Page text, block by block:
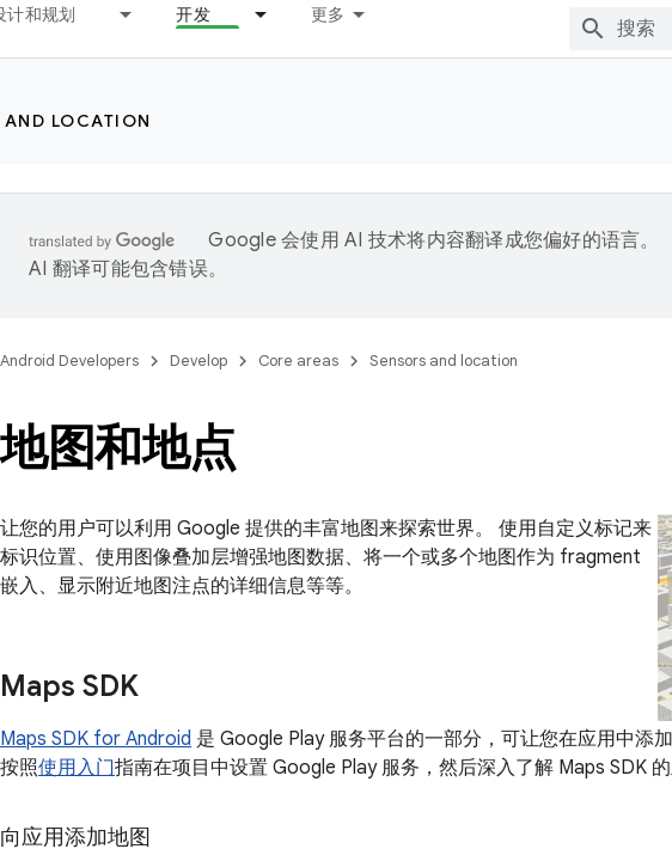
计和规划 开发 更多
AND LOCATION
Google 会使用 AI 技术将内容翻译成您偏好的语言。
AI 翻译可能包含错误。
Android Developers Develop Core areas Sensors and location
地图和地点
让您的用户可以利用 Google 提供的丰富地图来探索世界。 使用自定义标记来
标识位置、使用图像叠加层增强地图数据、将一个或多个地图作为 fragment
嵌入、显示附近地图注点的详细信息等等。
Maps SDK
Maps SDK for Android 是 Google Play 服务平台的一部分，可让您在应用中添
按照使用入门指南在项目中设置 Google Play 服务，然后深入了解 Maps SDK 的
向应用添加地图